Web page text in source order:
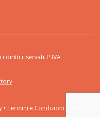
diritti riservati. P.IVA
• Termini e Condizioni di vendita